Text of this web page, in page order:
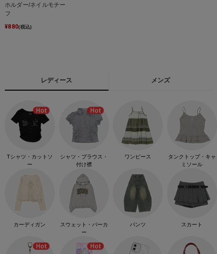
ホルダー/ネイルモチー
フ
¥880(税込)
レディース メンズ
Tシャツ・カットソ
ー
シャツ・ブラウス・
付け襟
ワンピース
タンクトップ・キャ
ミソール
カーディガン
スウェット・パーカ
ー
パンツ スカート